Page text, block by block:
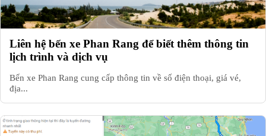
Liên hệ bến xe Phan Rang để biết thêm thông tin
lịch trình và dịch vụ
Bến xe Phan Rang cung cấp thông tin về số điện thoại, giá vé,
địa...